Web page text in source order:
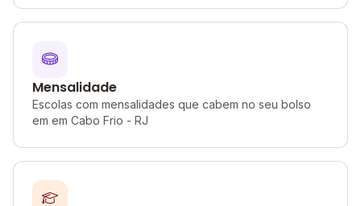
Mensalidade
Escolas com mensalidades que cabem no seu bolso
em em Cabo Frio - RJ